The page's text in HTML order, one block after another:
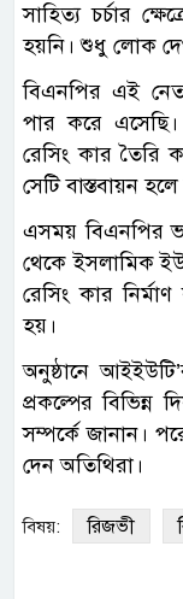
সাহিত্য চর্চার
হয়নি। শুধু লোক
বিএনপির এই
পার করে
রেসিং কার তৈরি
সেটি বাস্তবায়ন
এসময় বিএনপির
থেকে ইসলামিক
রেসিং কার
হয়।
অনুষ্ঠানে
প্রকল্পের
সম্পর্কে জানান।
দেন অতিথিরা।
বিষয়: রিজভী